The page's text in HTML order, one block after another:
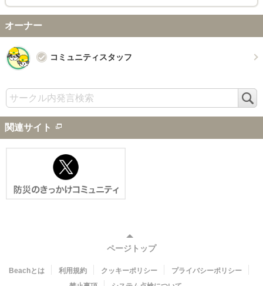
オーナー
コミュニティスタッフ
関連サイト
ページトップ
Beachとは 利用規約 クッキーポリシー
プライバシーポリシー